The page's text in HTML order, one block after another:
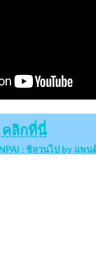
คลิกที่นี่
: ชิลวนไป by แพ